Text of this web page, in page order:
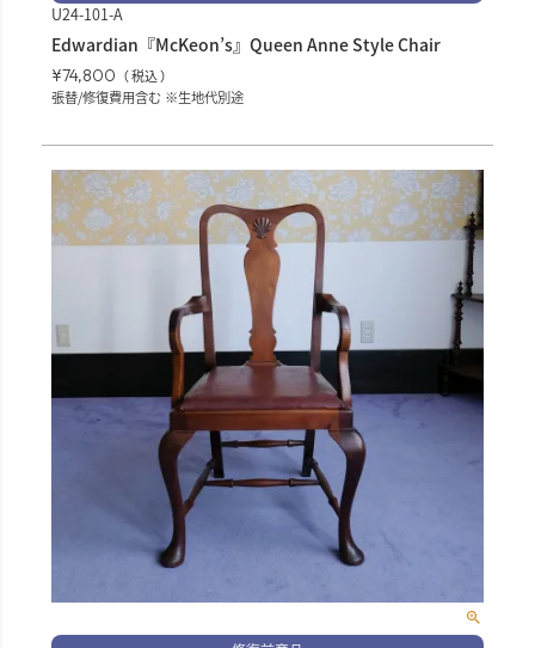
U24-101-A
Edwardian『McKeon’s』Queen Anne Style Chair
¥74,800
税込
張替/修復費用含む ※生地代別途